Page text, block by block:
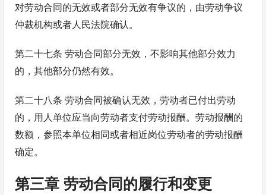
对劳动合同的无效或者部分无效有争议的，由劳动争议
仲裁机构或者人民法院确认。
第二十七条 劳动合同部分无效，不影响其他部分效力
的，其他部分仍然有效。
第二十八条 劳动合同被确认无效，劳动者已付出劳动
的，用人单位应当向劳动者支付劳动报酬。劳动报酬的
数额，参照本单位相同或者相近岗位劳动者的劳动报酬
确定。
第三章 劳动合同的履行和变更